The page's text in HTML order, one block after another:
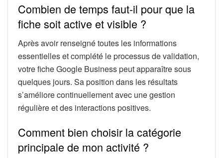
Combien de temps faut-il pour que la
fiche soit active et visible ?
Après avoir renseigné toutes les informations
essentielles et complété le processus de validation,
votre fiche Google Business peut apparaître sous
quelques jours. Sa position dans les résultats
s’améliore continuellement avec une gestion
régulière et des interactions positives.
Comment bien choisir la catégorie
principale de mon activité ?